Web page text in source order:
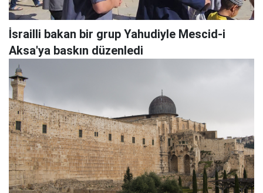
İsrailli bakan bir grup Yahudiyle Mescid-i
Aksa'ya baskın düzenledi